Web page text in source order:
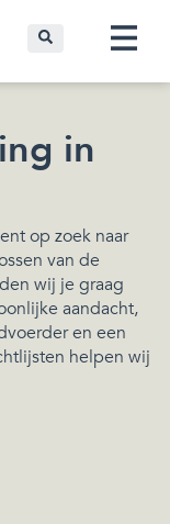
in
op zoek naar
van de
wij je graag
aandacht,
en een
helpen wij